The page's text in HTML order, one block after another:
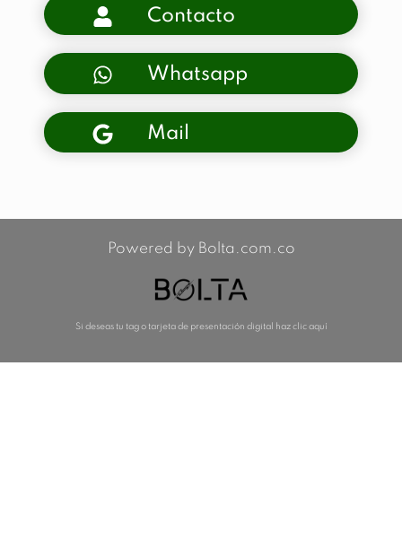
Contacto
Whatsapp
Mail
Powered by Bolta.com.co
Si deseas tu tag o tarjeta de presentación digital haz clic aquí